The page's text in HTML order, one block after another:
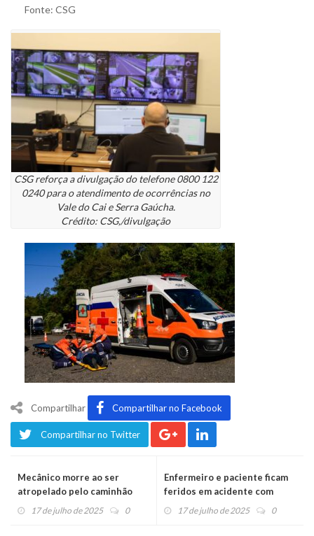
Fonte: CSG
CSG reforça a divulgação do telefone 0800 122
0240 para o atendimento de ocorrências no
Vale do Cai e Serra Gaúcha.
Crédito: CSG,/divulgação
Compartilhar Compartilhar no Facebook
Compartilhar no Twitter
Mecânico morre ao ser
atropelado pelo caminhão
que consertou
17 de julho de 2025 0
Enfermeiro e paciente ficam
feridos em acidente com
ambulância do Samu
17 de julho de 2025 0